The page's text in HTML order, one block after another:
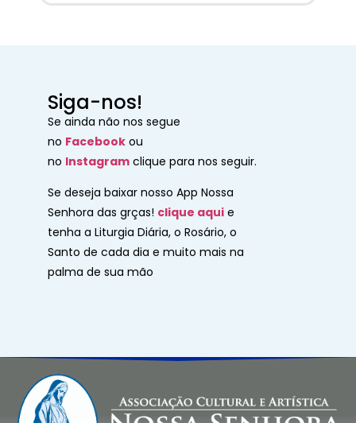
Siga-nos!
Se ainda não nos segue
no Facebook ou
no Instagram clique para nos seguir.
Se deseja baixar nosso App Nossa
Senhora das grças! clique aqui e
tenha a Liturgia Diária, o Rosário, o
Santo de cada dia e muito mais na
palma de sua mão